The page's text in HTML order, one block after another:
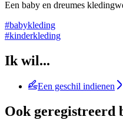
Een baby en dreumes
#babykleding
#kinderkleding
Ik wil...
Een geschil indienen
Ook geregistreerd